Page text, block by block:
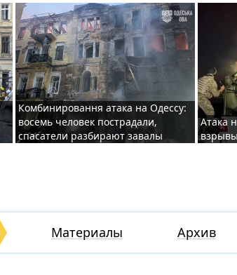
Комбинировання атака на Одессу:
восемь человек пострадали,
спасатели разбирают завалы
Атака
Материалы Архив